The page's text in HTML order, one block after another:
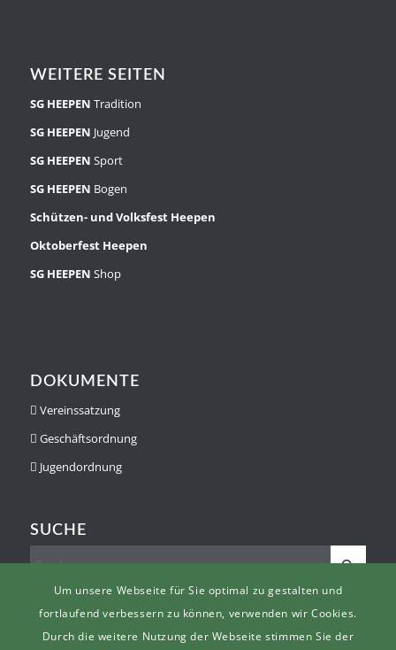
WEITERE SEITEN
SG HEEPEN Tradition
SG HEEPEN Jugend
SG HEEPEN Sport
SG HEEPEN Bogen
Schützen- und Volksfest Heepen
Oktoberfest Heepen
SG HEEPEN Shop
DOKUMENTE
Vereinssatzung
Geschäftsordnung
Jugendordnung
SUCHE
Um unsere Webseite für Sie optimal zu gestalten und
fortlaufend verbessern zu können, verwenden wir Cookies.
Durch die weitere Nutzung der Webseite stimmen Sie der